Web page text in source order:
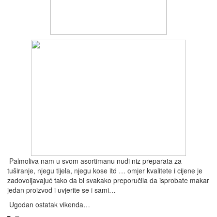
Palmoliva nam u svom asortimanu nudi niz preparata za
tuširanje, njegu tijela, njegu kose itd … omjer kvalitete i cijene je
zadovoljavajuć tako da bi svakako preporučila da isprobate makar
jedan proizvod i uvjerite se i sami…
Ugodan ostatak vikenda…